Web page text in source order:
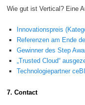
Wie gut ist Vertical? Eine
Innovationspreis
Referenzen am Ende
Gewinner des Step
„Trusted Cloud“
Technologiepartner
7. Contact